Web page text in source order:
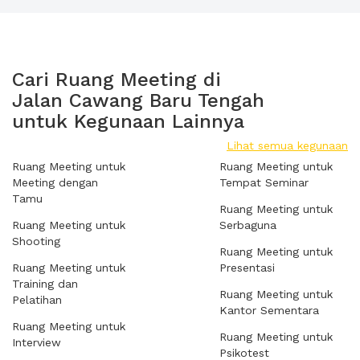
Cari Ruang Meeting di
Jalan Cawang Baru Tengah
untuk Kegunaan Lainnya
Lihat semua kegunaan
Ruang Meeting untuk
Meeting dengan
Tamu
Ruang Meeting untuk
Shooting
Ruang Meeting untuk
Training dan
Pelatihan
Ruang Meeting untuk
Interview
Ruang Meeting untuk
Tempat Seminar
Ruang Meeting untuk
Serbaguna
Ruang Meeting untuk
Presentasi
Ruang Meeting untuk
Kantor Sementara
Ruang Meeting untuk
Psikotest